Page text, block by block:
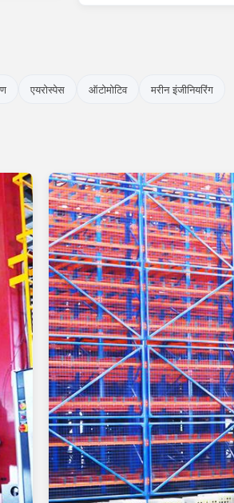
एयरोस्पेस ऑटोमोटिव मरीन इंजीनियरिंग